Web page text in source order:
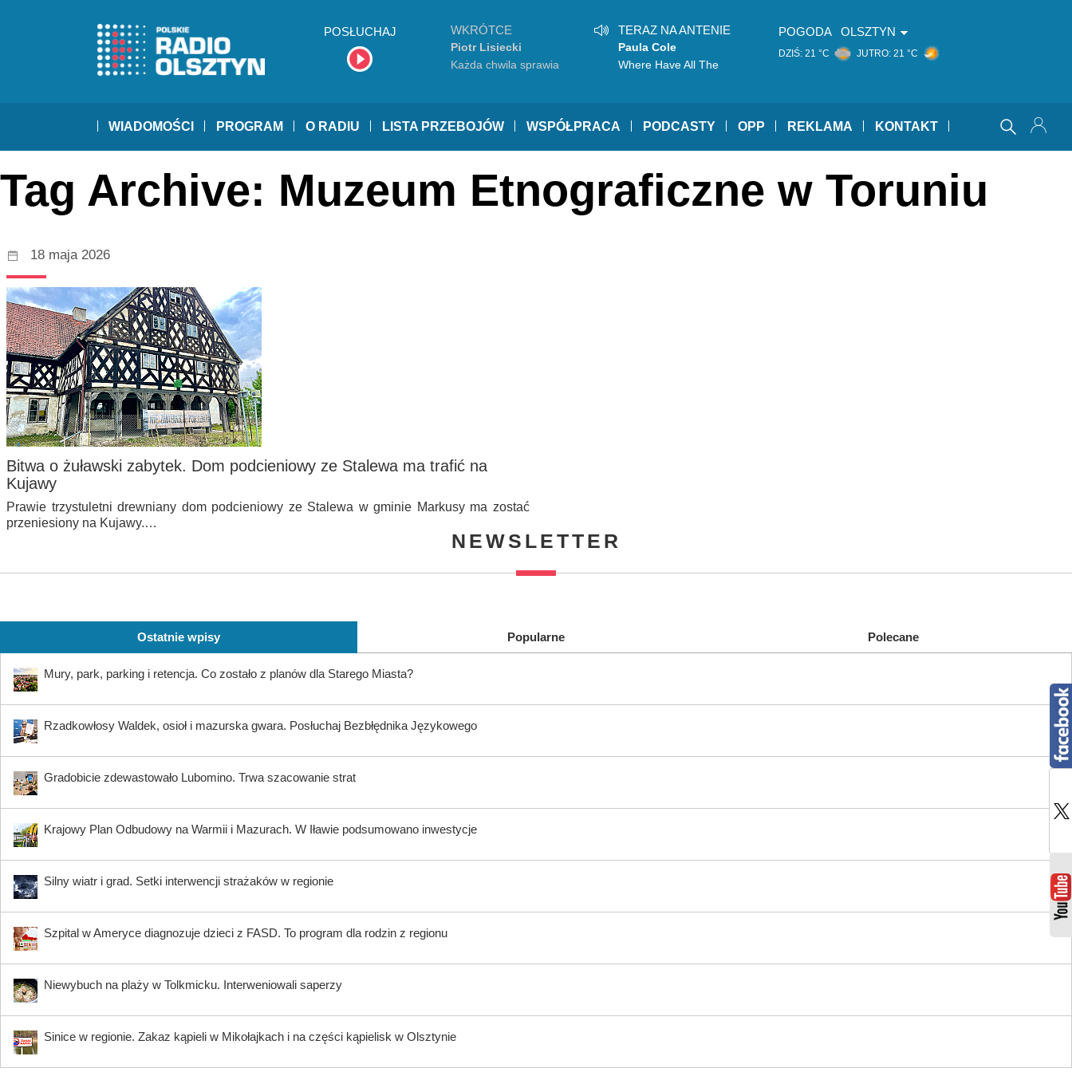
POSŁUCHAJ WKRÓTCE
Piotr Lisiecki
Każda chwila sprawia
TERAZ NA ANTENIE
Paula Cole
Where Have All The
POGODA OLSZTYN
DZIŚ: 21 °C JUTRO: 21 °C
WIADOMOŚCI PROGRAM O RADIU LISTA PRZEBOJÓW WSPÓŁPRACA PODCASTY OPP REKLAMA KONTAKT
Tag Archive: Muzeum Etnograficzne w Toruniu
18 maja 2026
Bitwa o żuławski zabytek. Dom podcieniowy ze Stalewa ma trafić na
Kujawy
Prawie trzystuletni drewniany dom podcieniowy ze Stalewa w gminie Markusy ma zostać
przeniesiony na Kujawy.…
NEWSLETTER
Ostatnie wpisy Popularne Polecane
Mury, park, parking i retencja. Co zostało z planów dla Starego Miasta?
Rzadkowłosy Waldek, osioł i mazurska gwara. Posłuchaj Bezbłędnika Językowego
Gradobicie zdewastowało Lubomino. Trwa szacowanie strat
Krajowy Plan Odbudowy na Warmii i Mazurach. W Iławie podsumowano inwestycje
Silny wiatr i grad. Setki interwencji strażaków w regionie
Szpital w Ameryce diagnozuje dzieci z FASD. To program dla rodzin z regionu
Niewybuch na plaży w Tolkmicku. Interweniowali saperzy
Sinice w regionie. Zakaz kąpieli w Mikołajkach i na części kąpielisk w Olsztynie